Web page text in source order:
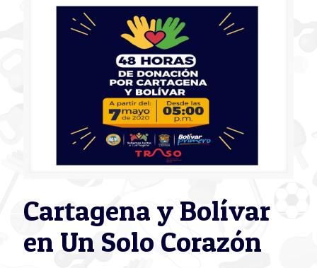
Cartagena y Bolívar
en Un Solo Corazón